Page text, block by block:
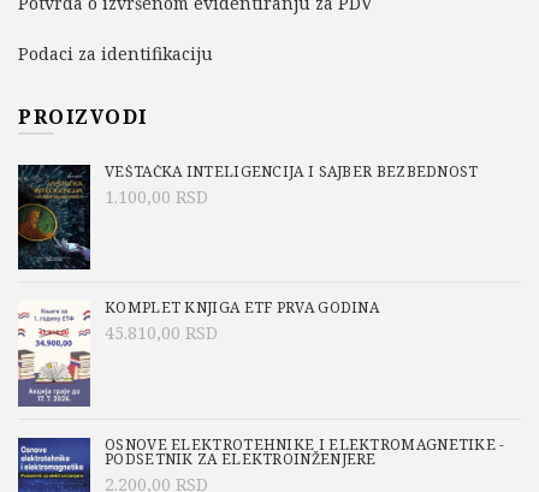
Podaci za identifikaciju
PROIZVODI
VEŠTAČKA INTELIGENCIJA I SAJBER BEZBEDNOST
1.100,00 RSD
KOMPLET KNJIGA ETF PRVA GODINA
45.810,00 RSD
OSNOVE ELEKTROTEHNIKE I ELEKTROMAGNETIKE -
PODSETNIK ZA ELEKTROINŽENJERE
2.200,00 RSD